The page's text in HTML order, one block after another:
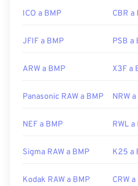
es/windows/win32/gdi/bitmaps
ICO a BMP CBR a
JFIF a BMP PSB a
ARW a BMP X3F a
Panasonic RAW a BMP NRW
NEF a BMP RWL a
Sigma RAW a BMP K25 a
Kodak RAW a BMP CRW